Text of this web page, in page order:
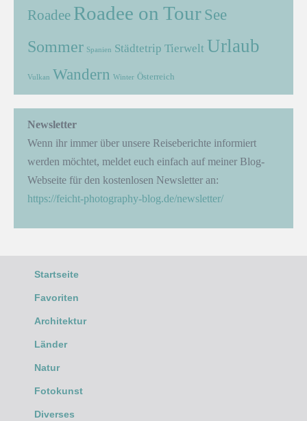
Roadee Roadee on Tour See
Sommer Spanien Städtetrip Tierwelt Urlaub
Vulkan Wandern Winter Österreich
Newsletter
Wenn ihr immer über unsere Reiseberichte informiert
werden möchtet, meldet euch einfach auf meiner Blog-
Webseite für den kostenlosen Newsletter an:
https://feicht-photography-blog.de/newsletter/
Startseite
Favoriten
Architektur
Länder
Natur
Fotokunst
Diverses